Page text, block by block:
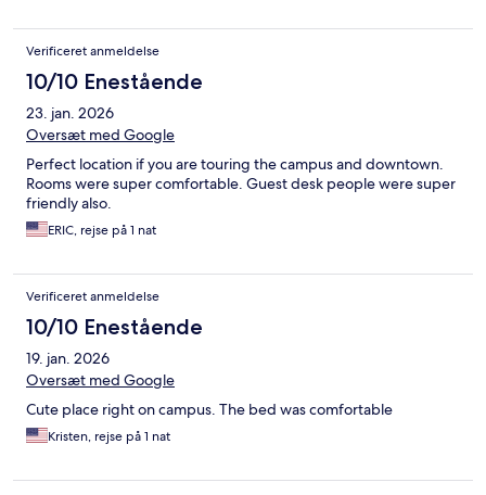
Verificeret anmeldelse
10/10 Enestående
23. jan. 2026
Oversæt med Google
Perfect location if you are touring the campus and downtown.
Rooms were super comfortable. Guest desk people were super
friendly also.
ERIC, rejse på 1 nat
Verificeret anmeldelse
10/10 Enestående
19. jan. 2026
Oversæt med Google
Cute place right on campus. The bed was comfortable
Kristen, rejse på 1 nat